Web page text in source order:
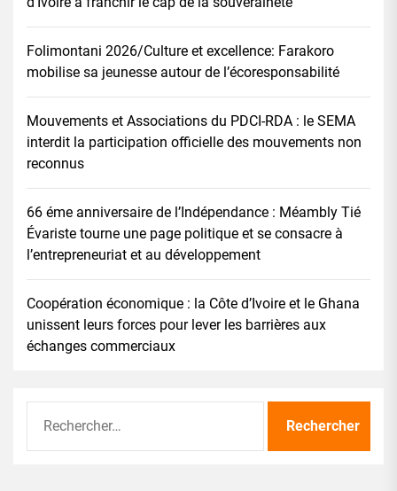
Folimontani 2026/Culture et excellence: Farakoro
mobilise sa jeunesse autour de l’écoresponsabilité
Mouvements et Associations du PDCI-RDA : le SEMA
interdit la participation officielle des mouvements non
reconnus
66 éme anniversaire de l’Indépendance : Méambly Tié
Évariste tourne une page politique et se consacre à
l’entrepreneuriat et au développement
Coopération économique : la Côte d’Ivoire et le Ghana
unissent leurs forces pour lever les barrières aux
échanges commerciaux